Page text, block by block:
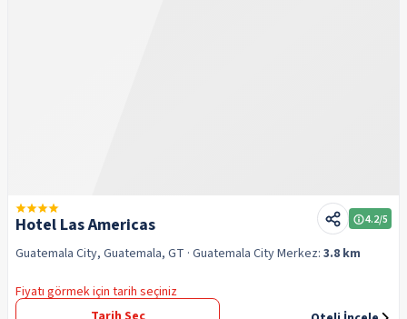
Hotel Las Americas 4.2/5
Guatemala City, Guatemala, GT · Guatemala CityMerkez: 3.8 km
Fiyatı görmek için tarih seçiniz